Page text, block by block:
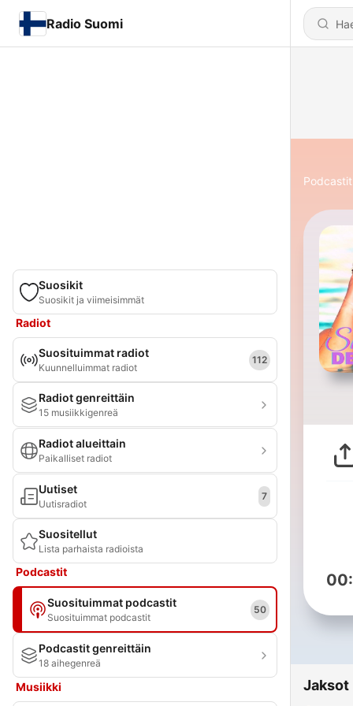
Radio Suomi
Suosikit
Suosikit ja viimeisimmät
Radiot
Suosituimmat radiot
Kuunnelluimmat radiot
112
Radiot genreittäin
15 musiikkigenreä
Radiot alueittain
Paikalliset radiot
Uutiset
Uutisradiot
7
Suositellut
Lista parhaista radioista
Podcastit
Suosituimmat podcastit
Suosituimmat podcastit
50
Podcastit genreittäin
18 aihegenreä
Musiikki
Podcastit
Jaksot